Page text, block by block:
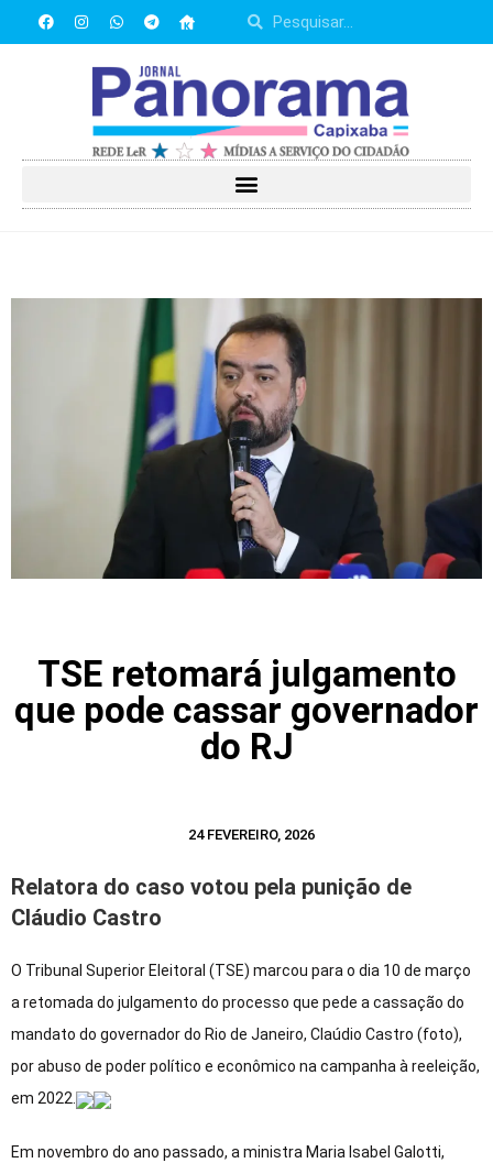
TSE retomará julgamento
que pode cassar governador
do RJ
24 FEVEREIRO, 2026
Relatora do caso votou pela punição de
Cláudio Castro
O Tribunal Superior Eleitoral (TSE) marcou para o dia 10 de março
a retomada do julgamento do processo que pede a cassação do
mandato do governador do Rio de Janeiro, Claúdio Castro (foto),
por abuso de poder político e econômico na campanha à reeleição,
em 2022.
Em novembro do ano passado, a ministra Maria Isabel Galotti,